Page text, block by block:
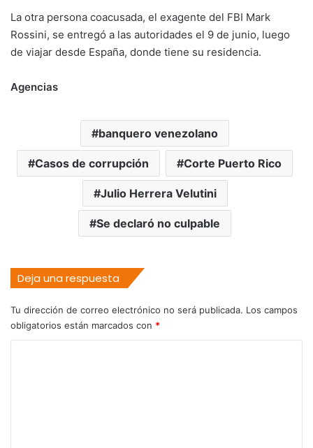
La otra persona coacusada, el exagente del FBI Mark
Rossini, se entregó a las autoridades el 9 de junio, luego
de viajar desde España, donde tiene su residencia.
Agencias
banquero venezolano
Casos de corrupción Corte Puerto Rico
Julio Herrera Velutini
Se declaró no culpable
Deja una respuesta
Tu dirección de correo electrónico no será publicada. Los campos
obligatorios están marcados con *